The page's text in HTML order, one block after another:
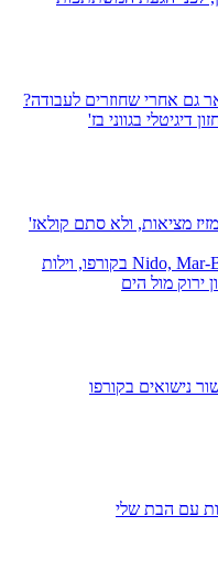
גם אחרי שחוזרים לעבודה?
מציאות, ולא סתם קולאז'
עם הבת שלי